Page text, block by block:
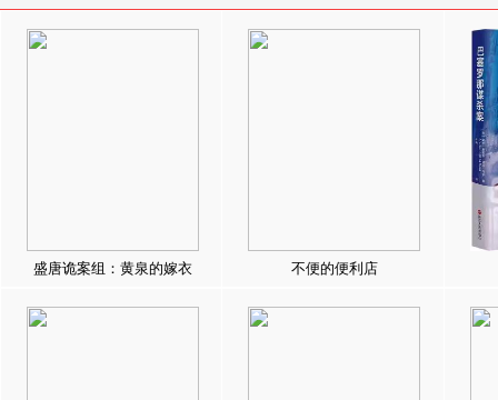
盛唐诡案组：黄泉的嫁衣 不便的便利店